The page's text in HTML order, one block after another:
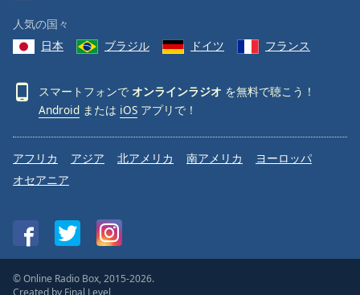
人気の国々
日本
ブラジル ドイツ フランス
スマートフォンで オンラインラジオ を無料で聴こう！
Android または iOS アプリで！
アフリカ アジア 北アメリカ 南アメリカ
ヨーロッパ
オセアニア
© Online Radio Box, 2015-2026.
Created by Final Level